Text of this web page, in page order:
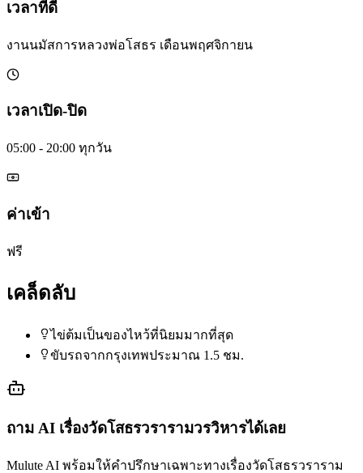
เวลาที่ดี
งานนมัสการหลวงพ่อโสธร เดือนพฤศจิกายน
เวลาเปิด-ปิด
05:00 - 20:00 ทุกวัน
ค่าเข้า
ฟรี
เคล็ดลับ
ไข่ต้มเป็นของไหว้ที่นิยมมากที่สุด
ขับรถจากกรุงเทพประมาณ 1.5 ชม.
ถาม AI เรื่องวัดโสธรวรารามวรวิหารได้เลย
Mulute AI พร้อมให้คำปรึกษาเฉพาะทางเรื่องวัดโสธรวราราม